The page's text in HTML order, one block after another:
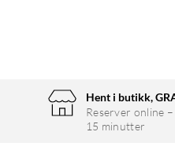
Hent i butikk,
Reserver online
15 minutter